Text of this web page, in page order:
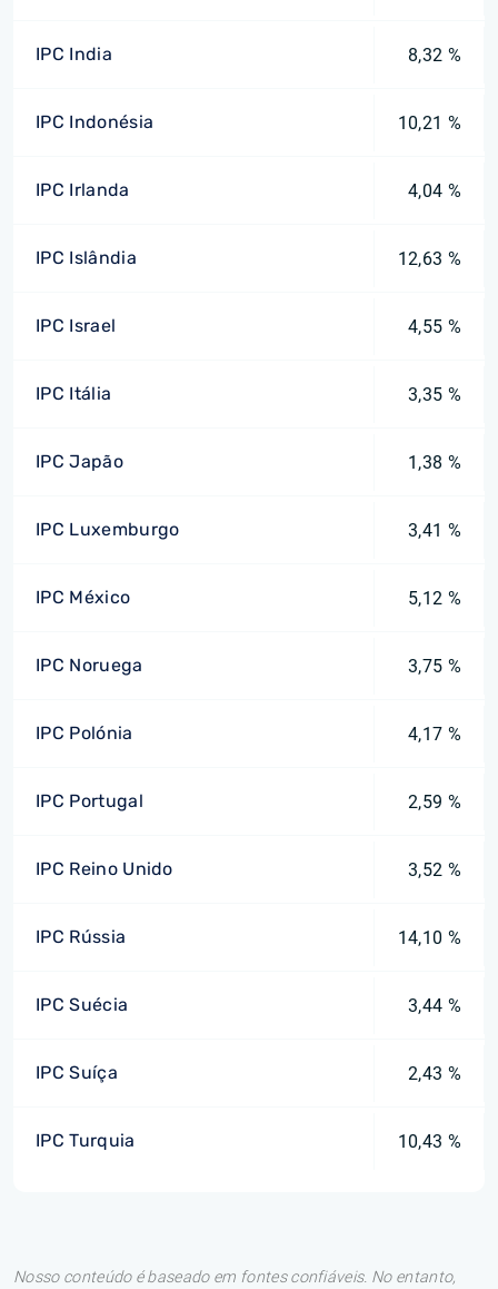
IPC India 8,32 %
IPC Indonésia 10,21 %
IPC Irlanda 4,04 %
IPC Islândia 12,63 %
IPC Israel 4,55 %
IPC Itália 3,35 %
IPC Japão 1,38 %
IPC Luxemburgo 3,41 %
IPC México 5,12 %
IPC Noruega 3,75 %
IPC Polónia 4,17 %
IPC Portugal 2,59 %
IPC Reino Unido 3,52 %
IPC Rússia 14,10 %
IPC Suécia 3,44 %
IPC Suíça 2,43 %
IPC Turquia 10,43 %
Nosso conteúdo é baseado em fontes confiáveis. No entanto,